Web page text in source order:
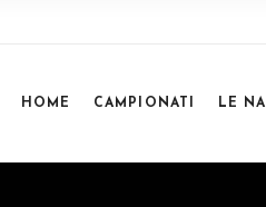
HOME CAMPIONATI LE